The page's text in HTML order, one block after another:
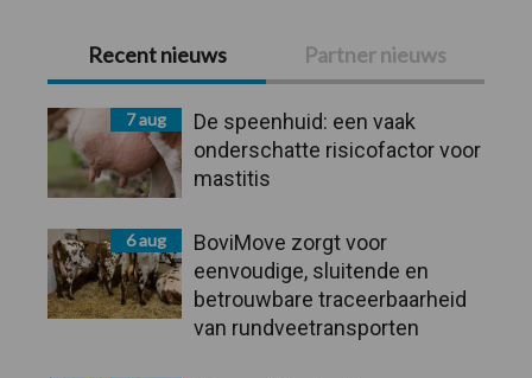
hoofdteelt
Primaire
Sidebar
Recent nieuws Partner nieuws
7 aug
De speenhuid: een vaak
onderschatte risicofactor voor
mastitis
6 aug
BoviMove zorgt voor
eenvoudige, sluitende en
betrouwbare traceerbaarheid
van rundveetransporten